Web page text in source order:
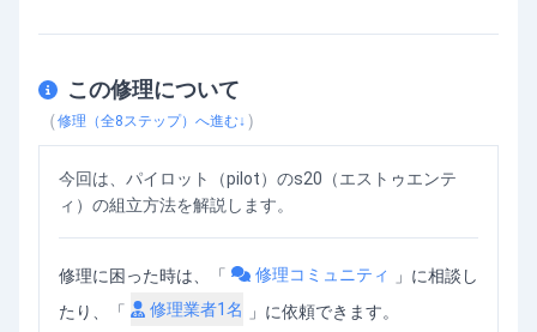
s20（エストゥエンティ）の組立方法
この修理について
（修理（全8 ステップ）へ進む↓ ）
今回は、パイロット（pilot）のs20（エストゥエンテ
ィ）の組立方法を解説します。
修理に困った時は、「 修理コミュニティ 」 に相談し
たり、「
修理業者1名 」に依頼できます。